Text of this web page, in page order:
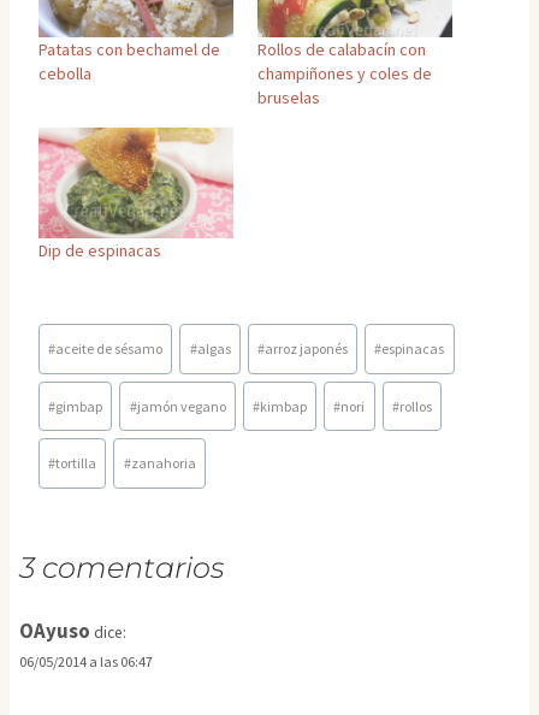
Patatas con bechamel de
cebolla
Rollos de calabacín con
champiñones y coles de
bruselas
Dip de espinacas
Etiquetas
de
la
entrada:
#aceite de sésamo #algas #arroz japonés #espinacas
#gimbap #jamón vegano #kimbap #nori #rollos
#tortilla #zanahoria
3 comentarios
OAyuso dice:
06/05/2014 a las 06:47